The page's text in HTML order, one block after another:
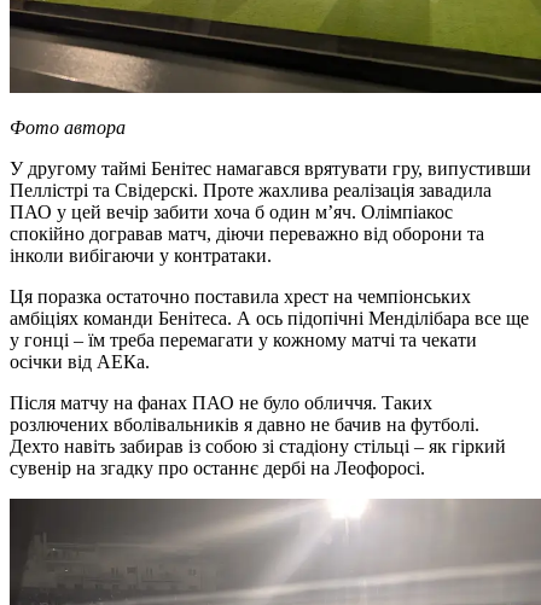
Фото автора
У другому таймі Бенітес намагався врятувати гру, випустивши
Пеллістрі та Свідерскі. Проте жахлива реалізація завадила
ПАО у цей вечір забити хоча б один м’яч. Олімпіакос
спокійно догравав матч, діючи переважно від оборони та
інколи вибігаючи у контратаки.
Ця поразка остаточно поставила хрест на чемпіонських
амбіціях команди Бенітеса. А ось підопічні Менділібара все ще
у гонці – їм треба перемагати у кожному матчі та чекати
осічки від АЕКа.
Після матчу на фанах ПАО не було обличчя. Таких
розлючених вболівальників я давно не бачив на футболі.
Дехто навіть забирав із собою зі стадіону стільці – як гіркий
сувенір на згадку про останнє дербі на Леофоросі.